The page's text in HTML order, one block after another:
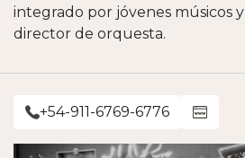
integrado por jóvenes músicos y
director de orquesta.
+54-911-6769-6776